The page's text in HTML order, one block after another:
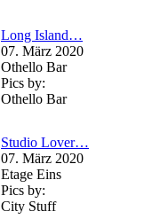
Long Island…
07. März 2020
Othello Bar
Pics by:
Othello Bar
Studio Lover…
07. März 2020
Etage Eins
Pics by:
City Stuff